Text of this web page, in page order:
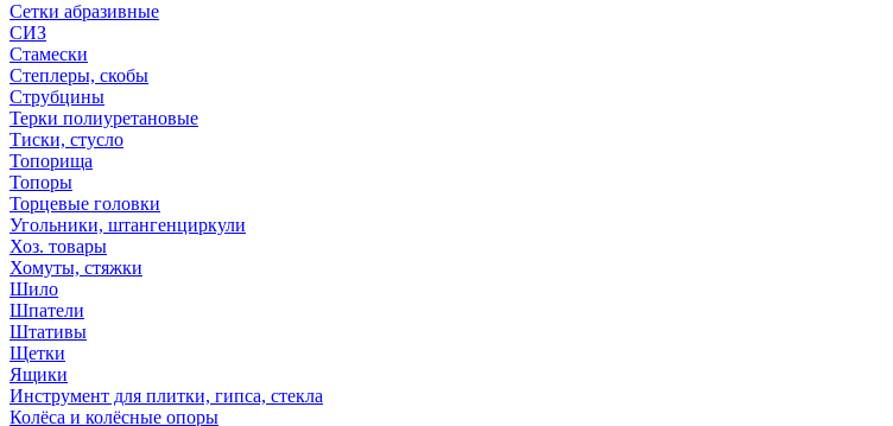
Сетки абразивные
СИЗ
Стамески
Степлеры, скобы
Струбцины
Терки полиуретановые
Тиски, стусло
Топорища
Топоры
Торцевые головки
Угольники, штангенциркули
Хоз. товары
Хомуты, стяжки
Шило
Шпатели
Штативы
Щетки
Ящики
Инструмент для плитки, гипса, стекла
Колёса и колёсные опоры